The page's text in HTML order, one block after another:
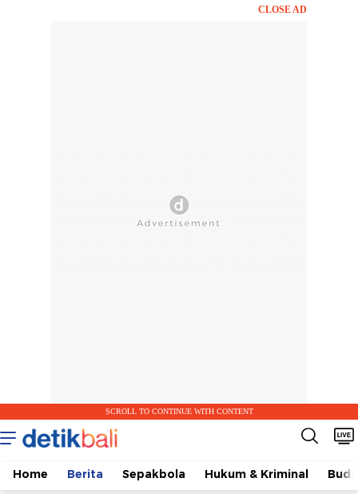
CLOSE AD
SCROLL TO CONTINUE WITH CONTENT
Home Berita Sepakbola Hukum & Kriminal